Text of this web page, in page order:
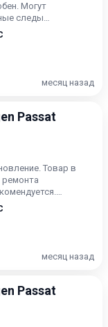
Могут
следы
и/или износ. Для и...
месяц назад
Passat
Товар в
ремонта
вмятины и/и...
месяц назад
Passat